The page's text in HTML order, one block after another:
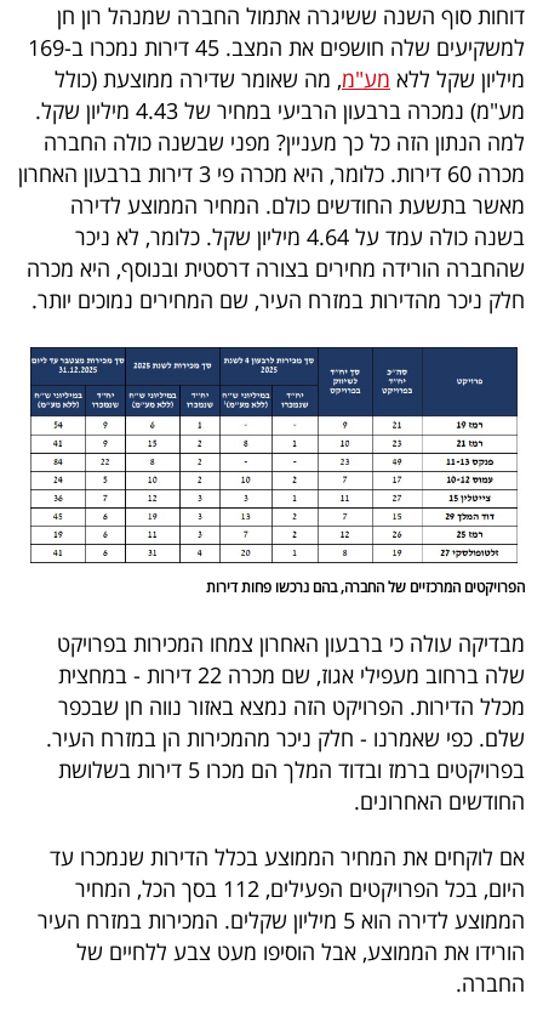
המילון
הכלכלי
פודקאסט
40
UNDER
40
שיתופי
פעולה
דרושים
ניוזלטרים
מייל
אדום
פרסמו
עקבו
אחרינו:
דוחות סוף השנה ששיגרה אתמול החברה שמנהל רון חן
למשקיעים שלה חושפים את המצב. 45 דירות נמכרו ב-169
מיליון שקל ללא מע"מ, מה שאומר שדירה ממוצעת (כולל
מע"מ) נמכרה ברבעון הרביעי במחיר של 4.43 מיליון שקל.
למה הנתון הזה כל כך מעניין? מפני שבשנה כולה החברה
מכרה 60 דירות. כלומר, היא מכרה פי 3 דירות ברבעון האחרון
מאשר בתשעת החודשים כולם. המחיר הממוצע לדירה
בשנה כולה עמד על 4.64 מיליון שקל. כלומר, לא ניכר
שהחברה הורידה מחירים בצורה דרסטית ובנוסף, היא מכרה
חלק ניכר מהדירות במזרח העיר, שם המחירים נמוכים יותר.
הפרויקטים המרכזיים של החברה, בהם נרכשו פחות דירות
מבדיקה עולה כי ברבעון האחרון צמחו המכירות בפרויקט
שלה ברחוב מעפילי אגוז, שם מכרה 22 דירות - במחצית
מכלל הדירות. הפרויקט הזה נמצא באזור נווה חן שבכפר
שלם. כפי שאמרנו - חלק ניכר מהמכירות הן במזרח העיר.
בפרויקטים ברמז ובדוד המלך הם מכרו 5 דירות בשלושת
החודשים האחרונים.
אם לוקחים את המחיר הממוצע בכלל הדירות שנמכרו עד
היום, בכל הפרויקטים הפעילים, 112 בסך הכל, המחיר
הממוצע לדירה הוא 5 מיליון שקלים. המכירות במזרח העיר
הורידו את הממוצע, אבל הוסיפו מעט צבע ללחיים של
החברה.